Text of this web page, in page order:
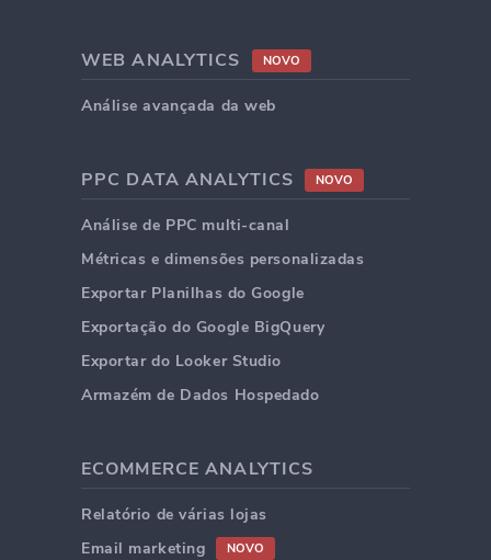
WEB ANALYTICS NOVO
Análise avançada da web
PPC DATA ANALYTICS NOVO
Análise de PPC multi-canal
Métricas e dimensões personalizadas
Exportar Planilhas do Google
Exportação do Google BigQuery
Exportar do Looker Studio
Armazém de Dados Hospedado
ECOMMERCE ANALYTICS
Relatório de várias lojas
Email marketing
NOVO